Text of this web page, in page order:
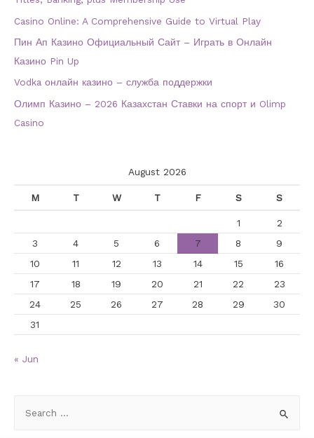
Casino Online: A Comprehensive Guide to Virtual Play
Пин Ап Казино Официальный Сайт – Играть в Онлайн
Казино Pin Up
Vodka онлайн казино – служба поддержки
Олимп Казино – 2026 Казахстан Ставки на спорт и Olimp
Casino
August 2026
M T W T F S S
1
2
3
4 5 6 7 8
9
10
11 12 13 14 15
16
17
18 19 20 21 22
23
24
25 26 27 28 29
30
31
« Jun